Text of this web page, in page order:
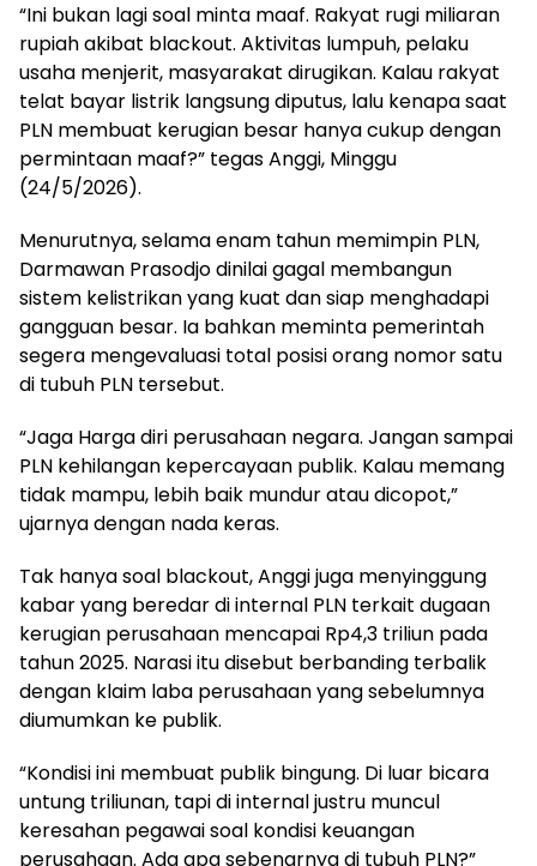
“Ini bukan lagi soal minta maaf. Rakyat rugi miliaran
rupiah akibat blackout. Aktivitas lumpuh, pelaku
usaha menjerit, masyarakat dirugikan. Kalau rakyat
telat bayar listrik langsung diputus, lalu kenapa saat
PLN membuat kerugian besar hanya cukup dengan
permintaan maaf?” tegas Anggi, Minggu
(24/5/2026).
Menurutnya, selama enam tahun memimpin PLN,
Darmawan Prasodjo dinilai gagal membangun
sistem kelistrikan yang kuat dan siap menghadapi
gangguan besar. Ia bahkan meminta pemerintah
segera mengevaluasi total posisi orang nomor satu
di tubuh PLN tersebut.
“Jaga Harga diri perusahaan negara. Jangan sampai
PLN kehilangan kepercayaan publik. Kalau memang
tidak mampu, lebih baik mundur atau dicopot,”
ujarnya dengan nada keras.
Tak hanya soal blackout, Anggi juga menyinggung
kabar yang beredar di internal PLN terkait dugaan
kerugian perusahaan mencapai Rp4,3 triliun pada
tahun 2025. Narasi itu disebut berbanding terbalik
dengan klaim laba perusahaan yang sebelumnya
diumumkan ke publik.
“Kondisi ini membuat publik bingung. Di luar bicara
untung triliunan, tapi di internal justru muncul
keresahan pegawai soal kondisi keuangan
perusahaan. Ada apa sebenarnya di tubuh PLN?”